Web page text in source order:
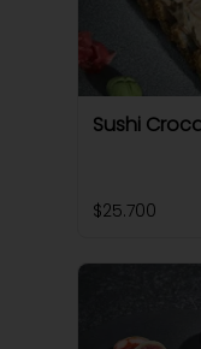
Sushi
$25.700